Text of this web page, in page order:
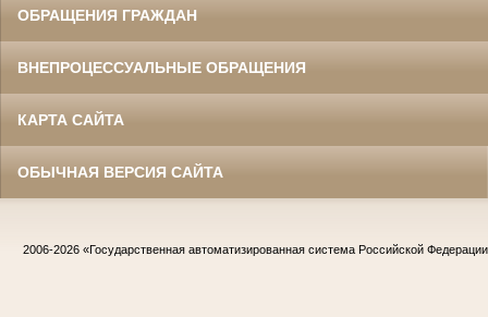
ОБРАЩЕНИЯ ГРАЖДАН
ВНЕПРОЦЕССУАЛЬНЫЕ ОБРАЩЕНИЯ
КАРТА САЙТА
ОБЫЧНАЯ ВЕРСИЯ САЙТА
2006-2026 «Государственная автоматизированная система Российской